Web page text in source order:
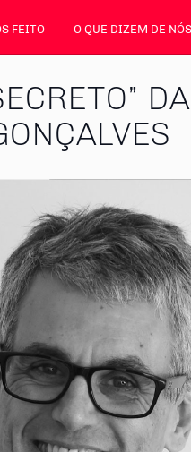
FEITO O QUE DIZEM DE NÓS